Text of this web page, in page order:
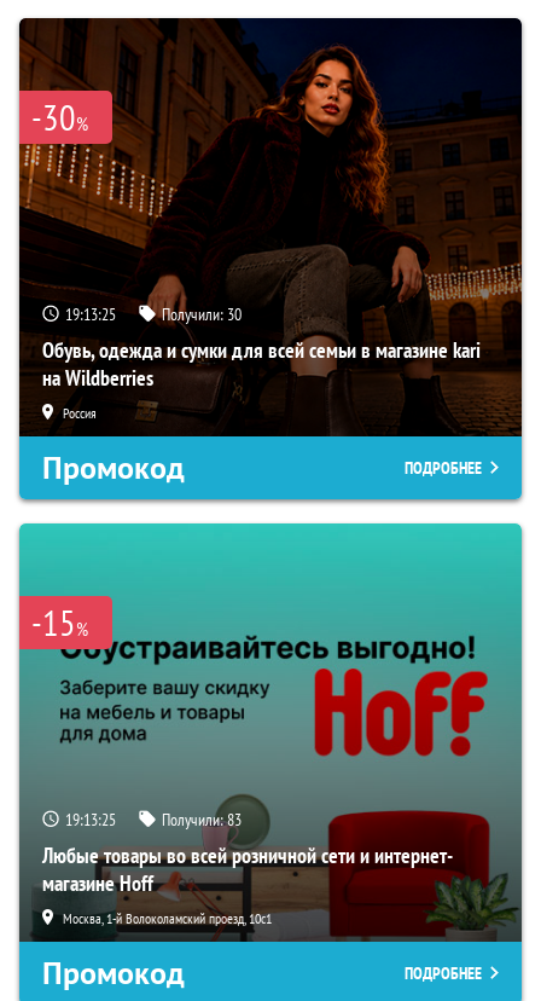
-30%
19:13:24 Получили: 30
Обувь, одежда и сумки для всей семьи в магазине kari
на Wildberries
Россия
Промокод ПОДРОБНЕЕ
-15%
19:13:24 Получили:83
Любые товары во всей розничной сети и интернет-
магазине Hoff
Москва, 1-й Волоколамский проезд, 10с1
Промокод ПОДРОБНЕЕ